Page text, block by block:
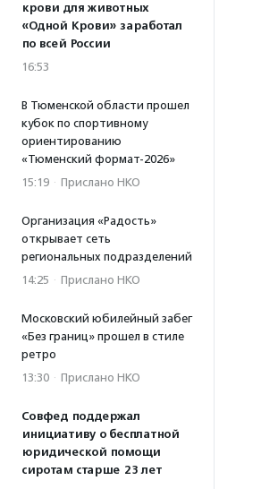
крови для животных
«Одной Крови» заработал
по всей России
16:53
В Тюменской области прошел
кубок по спортивному
ориентированию
«Тюменский формат-2026»
15:19 · Прислано НКО
Организация «Радость»
открывает сеть
региональных подразделений
14:25 · Прислано НКО
Московский юбилейный забег
«Без границ» прошел в стиле
ретро
13:30 · Прислано НКО
Совфед поддержал
инициативу о бесплатной
юридической помощи
сиротам старше 23 лет